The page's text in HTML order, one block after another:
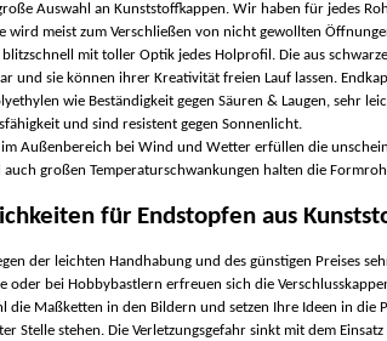
Auswahl an Kunststoffkappen. Wir haben für jedes
wird meist zum Verschließen von nicht gewollten
mit toller Optik jedes Holprofil. Die aus
und sie können ihrer Kreativität freien Lauf lassen.
wie Beständigkeit gegen Säuren & Laugen, sehr
und sind resistent gegen Sonnenlicht.
Außenbereich bei Wind und Wetter erfüllen die
großen Temperaturschwankungen halten die
für Endstopfen aus
der leichten Handhabung und des günstigen Preises
oder bei Hobbybastlern erfreuen sich die
die Maßketten in den Bildern und setzen Ihre Ideen in die
Stelle stehen. Die Verletzungsgefahr sinkt mit dem